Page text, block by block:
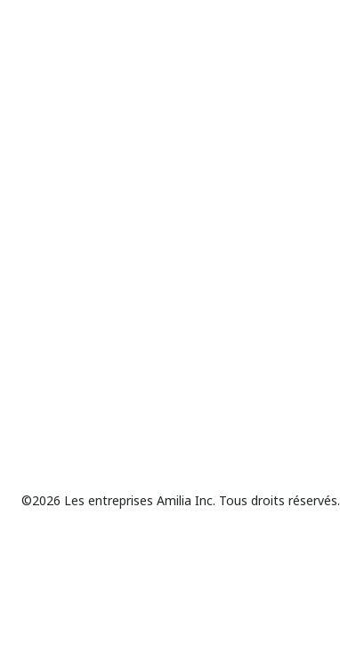
©2026 Les entreprises Amilia Inc. Tous droits réservés.